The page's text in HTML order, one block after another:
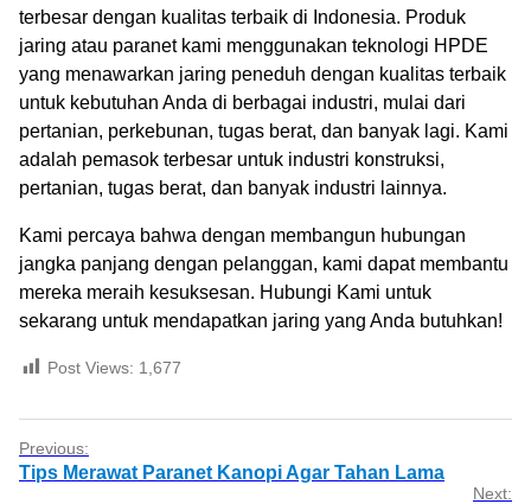
terbesar dengan kualitas terbaik di Indonesia. Produk
jaring atau paranet kami menggunakan teknologi HPDE
yang menawarkan jaring peneduh dengan kualitas terbaik
untuk kebutuhan Anda di berbagai industri, mulai dari
pertanian, perkebunan, tugas berat, dan banyak lagi. Kami
adalah pemasok terbesar untuk industri konstruksi,
pertanian, tugas berat, dan banyak industri lainnya.
Kami percaya bahwa dengan membangun hubungan
jangka panjang dengan pelanggan, kami dapat membantu
mereka meraih kesuksesan. Hubungi Kami untuk
sekarang untuk mendapatkan jaring yang Anda butuhkan!
Post Views: 1,677
Previous:
Tips Merawat Paranet Kanopi Agar Tahan Lama
Next: